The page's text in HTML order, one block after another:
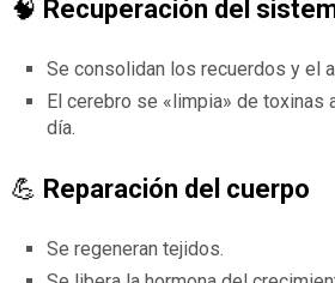
🧠 Recuperación del
Se consolidan los recuerdos y el
El cerebro se «limpia» de toxinas
día.
💪 Reparación del cuerpo
Se regeneran tejidos.